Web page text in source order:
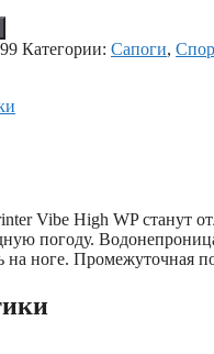
Категории: Сапоги,
Vibe High WP станут
погоду.
на ноге. Промежуточная